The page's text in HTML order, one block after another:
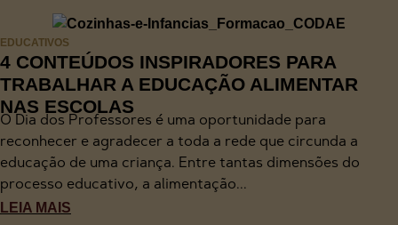
EDUCATIVOS
4 CONTEÚDOS INSPIRADORES PARA
TRABALHAR A EDUCAÇÃO ALIMENTAR
NAS ESCOLAS
O Dia dos Professores é uma oportunidade para
reconhecer e agradecer a toda a rede que circunda a
educação de uma criança. Entre tantas dimensões do
processo educativo, a alimentação...
LEIA MAIS